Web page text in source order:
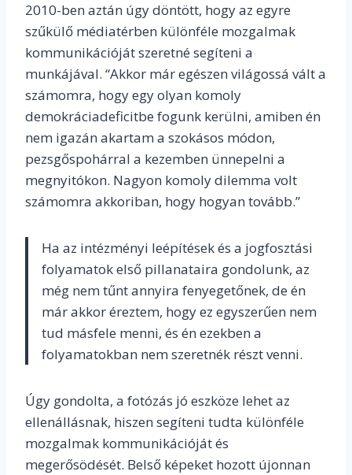
2010-ben aztán úgy döntött, hogy az egyre
szűkülő médiatérben különféle mozgalmak
kommunikációját szeretné segíteni a
munkájával. “Akkor már egészen világossá vált a
számomra, hogy egy olyan komoly
demokráciadeficitbe fogunk kerülni, amiben én
nem igazán akartam a szokásos módon,
pezsgőspohárral a kezemben ünnepelni a
megnyitókon. Nagyon komoly dilemma volt
számomra akkoriban, hogy hogyan tovább.”
Ha az intézményi leépítések és a jogfosztási
folyamatok első pillanataira gondolunk, az
még nem tűnt annyira fenyegetőnek, de én
már akkor éreztem, hogy ez egyszerűen nem
tud másfele menni, és én ezekben a
folyamatokban nem szeretnék részt venni.
Úgy gondolta, a fotózás jó eszköze lehet az
ellenállásnak, hiszen segíteni tudta különféle
mozgalmak kommunikációját és
megerősödését. Belső képeket hozott újonnan